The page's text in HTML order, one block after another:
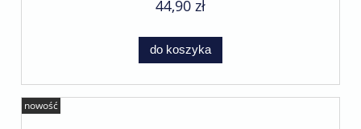
44,90 zł
do koszyka
nowość